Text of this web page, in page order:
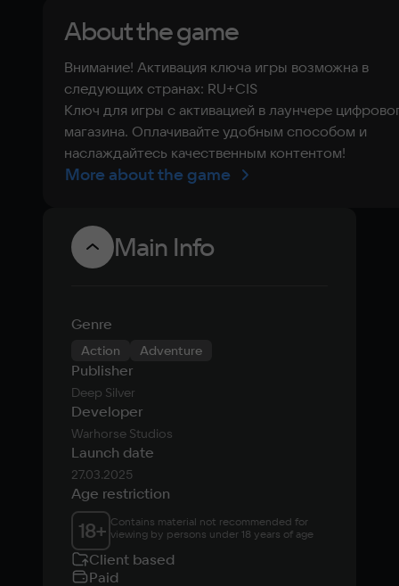
About the game
Внимание! Активация ключа игры возможна в
следующих странах: RU+CIS
Ключ для игры с активацией в лаунчере
магазина. Оплачивайте удобным способом и
наслаждайтесь качественным контентом!
More about the game
Main Info
Genre
Action Adventure
Publisher
Deep Silver
Developer
Warhorse Studios
Launch date
27.03.2025
Age restriction
18+ Contains material not recommended for
viewing by persons under 18 years of age
Client based
Paid